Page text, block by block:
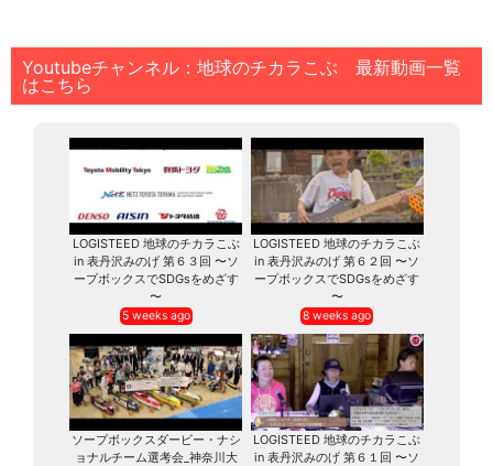
Youtubeチャンネル：地球のチカラこぶ 最新動画一覧
はこちら
LOGISTEED 地球のチカラこぶ
in 表丹沢みのげ 第６３回 〜ソ
ープボックスでSDGsをめざす
〜
5 weeks ago
LOGISTEED 地球のチカラこぶ
in 表丹沢みのげ 第６２回 〜ソ
ープボックスでSDGsをめざす
〜
8 weeks ago
ソープボックスダービー・ナシ
ョナルチーム選考会_神奈川大
LOGISTEED 地球のチカラこぶ
in 表丹沢みのげ 第６１回 〜ソ